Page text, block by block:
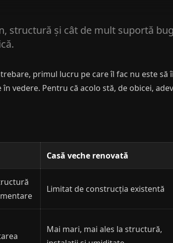
structură și cât de mult suportă
primul lucru pe care îl fac nu este
vedere. Pentru că acolo stă, de obicei,
Casă veche renovată
Limitat de construcția existentă
Mai mari, mai ales la structură,